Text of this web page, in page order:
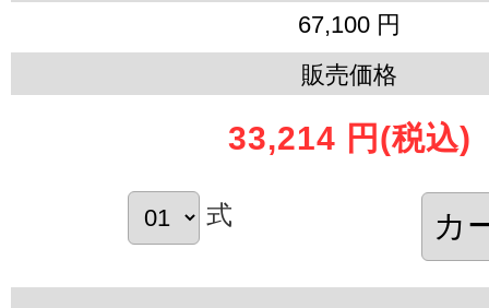
67,100 円
販売価格
33,214 円 (税込)
式